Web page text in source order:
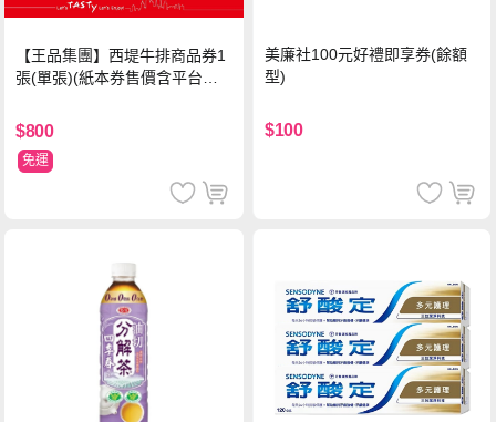
【王品集團】西堤牛排商品券1
張(單張)(紙本券售價含平台物
$800
免運
美廉社100元好禮即享券(餘額
型)
$100